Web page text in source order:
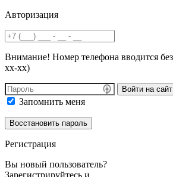
Авторизация
Внимание! Номер телефона вводится
хх-хх)
Войти на сайт
Запомнить меня
Регистрация
Вы новый пользователь?
Зарегистрируйтесь и